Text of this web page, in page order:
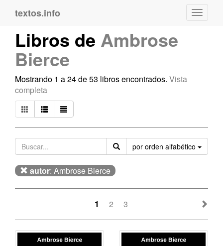
textos.info
Libros de Ambrose
Bierce
Mostrando 1 a 24 de 53 libros encontrados. Vista
completa
por orden alfabético
autor: Ambrose Bierce
1 2 3